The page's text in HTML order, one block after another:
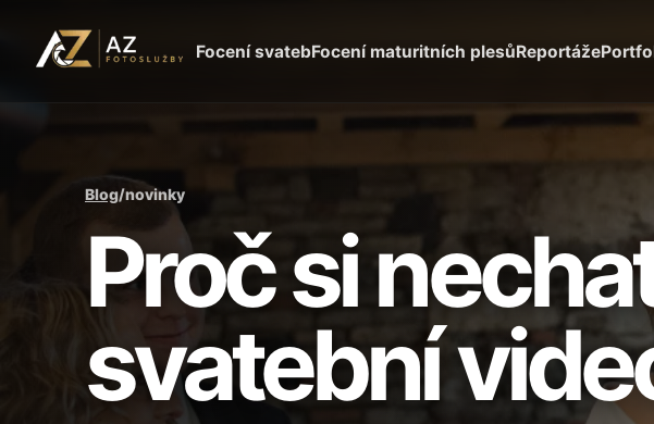
Focení svatebFocení maturitních plesůReportáže
Blog/novinky
Proč si
svatební